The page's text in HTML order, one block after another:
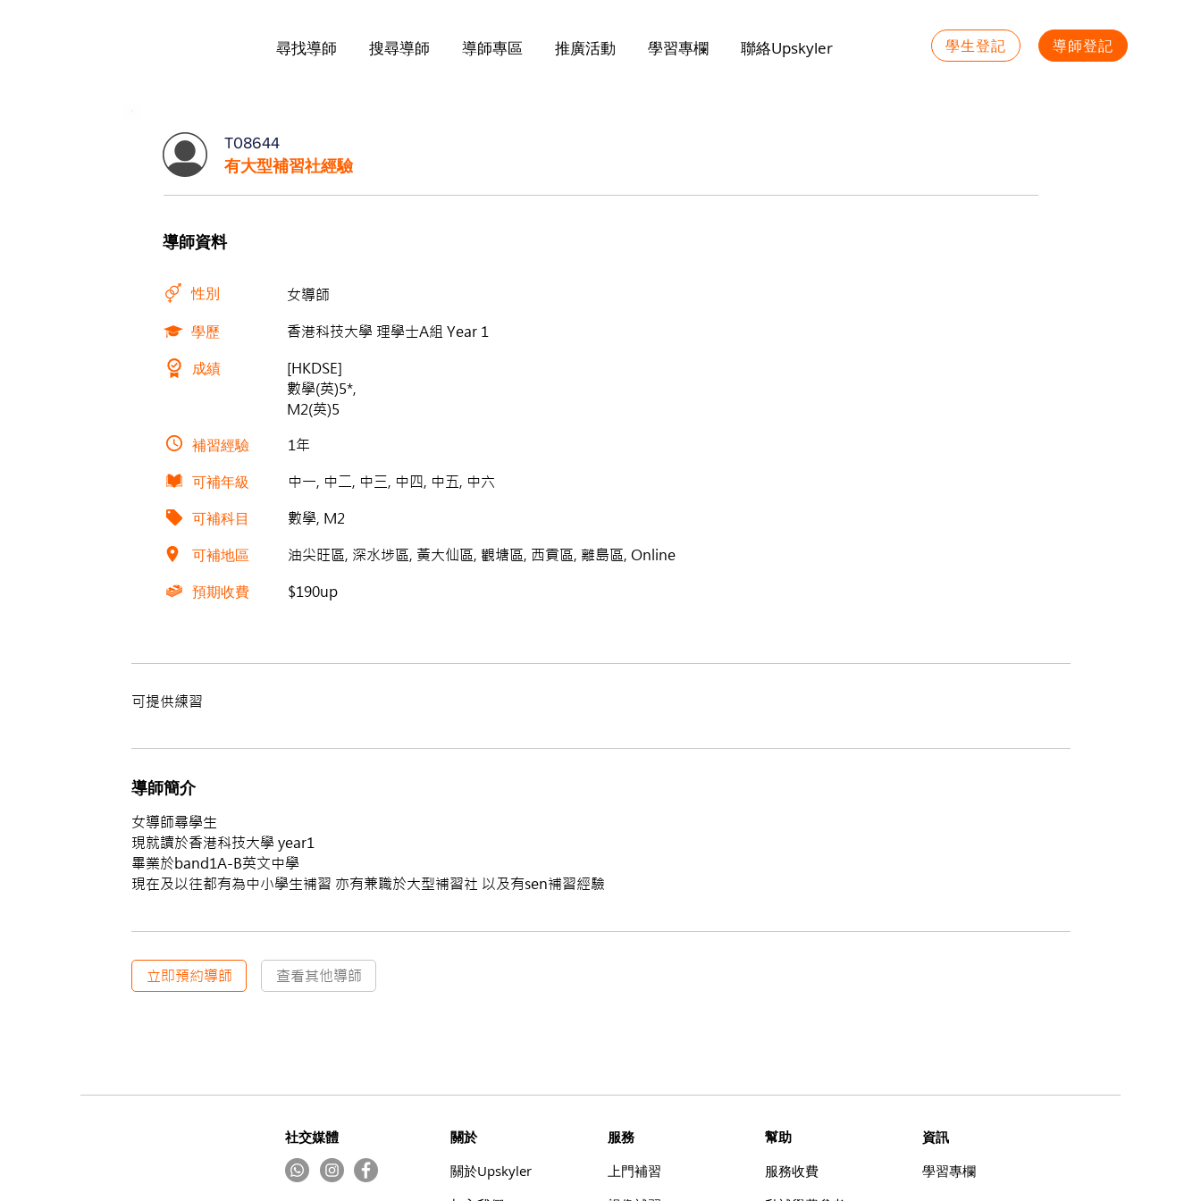
尋找導師 搜尋導師 導師專區 推廣活動 學習專欄 聯絡Upskyler 學生登記 導師登記
T08644
有大型補習社經驗
導師資料
性別 女導師
學歷 香港科技大學 理學士A組 Year 1
成績
[HKDSE]
數學(英)5*,
M2(英)5
補習經驗 1年
可補年級 中一, 中二, 中三, 中四, 中五, 中六
可補科目 數學, M2
可補地區 油尖旺區, 深水埗區, 黃大仙區, 觀塘區, 西貢區, 離島區, Online
預期收費 $190up
可提供練習
導師簡介
女導師尋學生
現就讀於香港科技大學 year1
畢業於band1A-B英文中學
現在及以往都有為中小學生補習 亦有兼職於大型補習社 以及有sen補習經驗
立即預約導師 查看其他導師
社交媒體 ​關於
​關於Upskyler
服務
上門補習
幫助
​服務收費
資訊
學習專欄